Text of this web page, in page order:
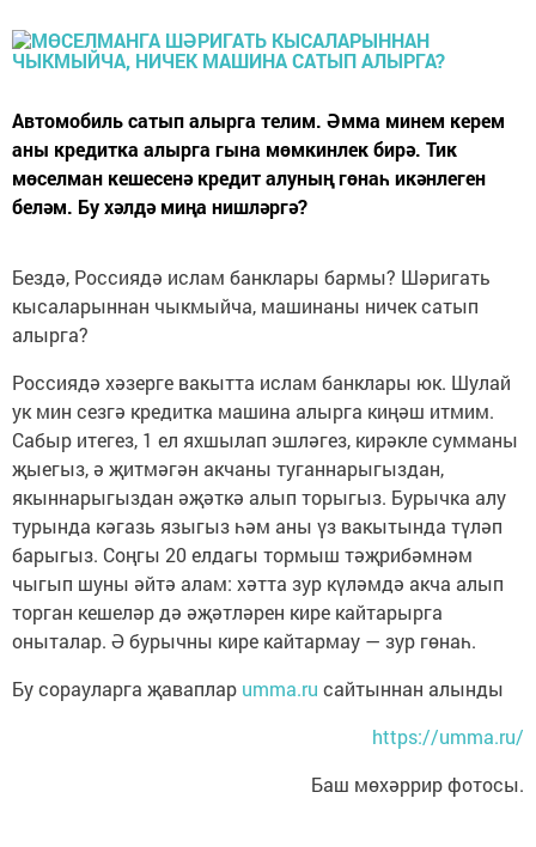
Автомобиль сатып алырга телим. Әмма минем керем
аны кредитка алырга гына мөмкинлек бирә. Тик
мөселман кешесенә кредит алуның гөнаһ икәнлеген
беләм. Бу хәлдә миңа нишләргә?
Бездә, Россиядә ислам банклары бармы? Шәригать
кысаларыннан чыкмыйча, машинаны ничек сатып
алырга?
Россиядә хәзерге вакытта ислам банклары юк. Шулай
ук мин сезгә кредитка машина алырга киңәш итмим.
Сабыр итегез, 1 ел яхшылап эшләгез, кирәкле сумманы
җыегыз, ә җитмәгән акчаны туганнарыгыздан,
якыннарыгыздан әҗәткә алып торыгыз. Бурычка алу
турында кәгазь языгыз һәм аны үз вакытында түләп
барыгыз. Соңгы 20 елдагы тормыш тәҗрибәмнәм
чыгып шуны әйтә алам: хәтта зур күләмдә акча алып
торган кешеләр дә әҗәтләрен кире кайтарырга
оныталар. Ә бурычны кире кайтармау — зур гөнаһ.
Бу сорауларга җаваплар umma.ru сайтыннан алынды
https://umma.ru/
Баш мөхәррир фотосы.